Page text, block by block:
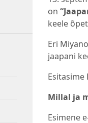
on
keele
Eri
jaapani
Esitasime
Millal ja
Esimene